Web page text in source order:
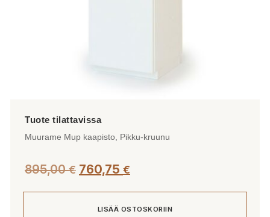
Muurame Mup kaapisto, Pikku-kruunu
895,00€ 760,75 €
LISÄÄ OSTOSKORIIN